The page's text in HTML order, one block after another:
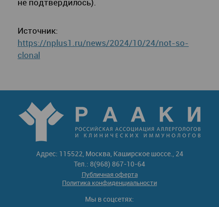
не подтвердилось).
Источник:
https://nplus1.ru/news/2024/10/24/not-so-
clonal
Адрес: 115522, Москва, Каширское шоссе., 24
Тел.: 8(968) 867-10-64
Публичная оферта
Политика конфиденциальности
Мы в соцсетях: